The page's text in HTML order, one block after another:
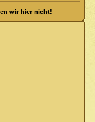
wir hier nicht!